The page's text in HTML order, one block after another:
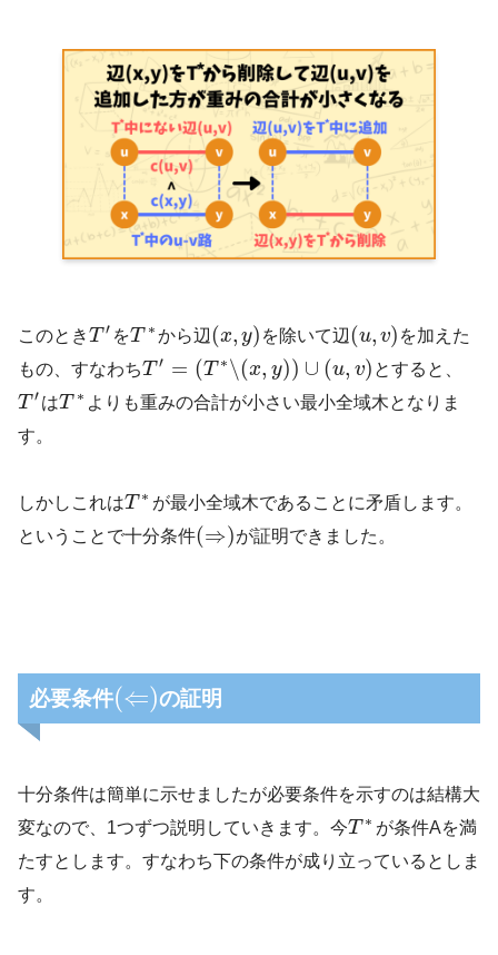
このときT ′ をT ∗から辺 (x, y) を除いて辺 (u, v) を加えた
もの、すなわちT ′ = (T ∗∖(x, y)) ∪ (u, v) とすると、
T ′はT ∗ よりも重みの合計が小さい最小全域木となりま
す。
しかしこれはT ∗ が最小全域木であることに矛盾します。
ということで十分条件(⇒)が証明できました。
必要条件(⇐)の証明
十分条件は簡単に示せましたが必要条件を示すのは結構大
変なので、1つずつ説明していきます。今T ∗ が条件Aを満
たすとします。すなわち下の条件が成り立っているとしま
す。